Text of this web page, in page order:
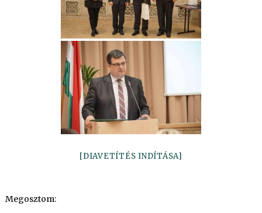
[DIAVETÍTÉS INDÍTÁSA]
Megosztom: